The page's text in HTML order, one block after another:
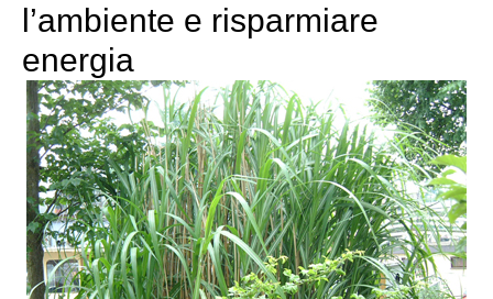
l’ambiente e risparmiare
energia